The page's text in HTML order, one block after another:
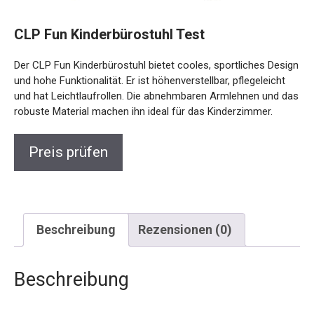
CLP Fun Kinderbürostuhl Test
Der CLP Fun Kinderbürostuhl bietet cooles, sportliches Design
und hohe Funktionalität. Er ist höhenverstellbar, pflegeleicht
und hat Leichtlaufrollen. Die abnehmbaren Armlehnen und das
robuste Material machen ihn ideal für das Kinderzimmer.
Preis prüfen
Beschreibung Rezensionen (0)
Beschreibung